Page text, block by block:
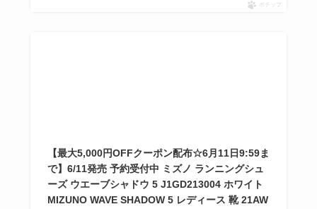
ポチップ
【最大5,000円OFFクーポン配布☆6月11日9:59ま
で】6/11発売 予約受付中 ミズノ ランニングシュ
ーズ ウエーブシャドウ 5 J1GD213004 ホワイト
MIZUNO WAVE SHADOW 5 レディース 靴 21AW